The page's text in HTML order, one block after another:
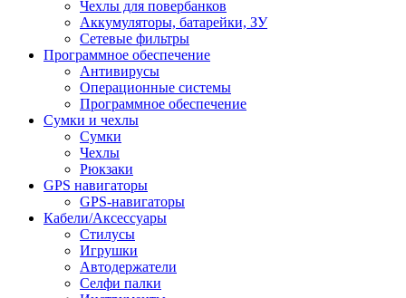
Чехлы для повербанков
Аккумуляторы, батарейки, ЗУ
Сетевые фильтры
Программное обеспечение
Антивирусы
Операционные системы
Программное обеспечение
Сумки и чехлы
Сумки
Чехлы
Рюкзаки
GPS навигаторы
GPS-навигаторы
Кабели/Аксессуары
Стилусы
Игрушки
Автодержатели
Селфи палки